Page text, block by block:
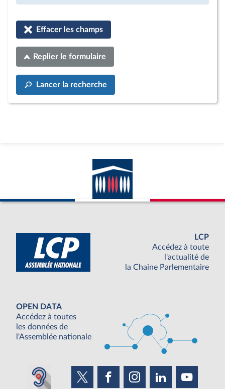
Effacer les champs
Replier le formulaire
Lancer la recherche
LCP
Accédez à toute
l'actualité de
la Chaine Parlementaire
OPEN DATA
Accédez à toutes
les données de
l'Assemblée nationale